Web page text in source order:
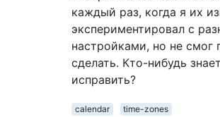
каждый раз, когда я их
экспериментировал с
настройками, но не смог
сделать. Кто-нибудь
исправить?
calendar
time-zones